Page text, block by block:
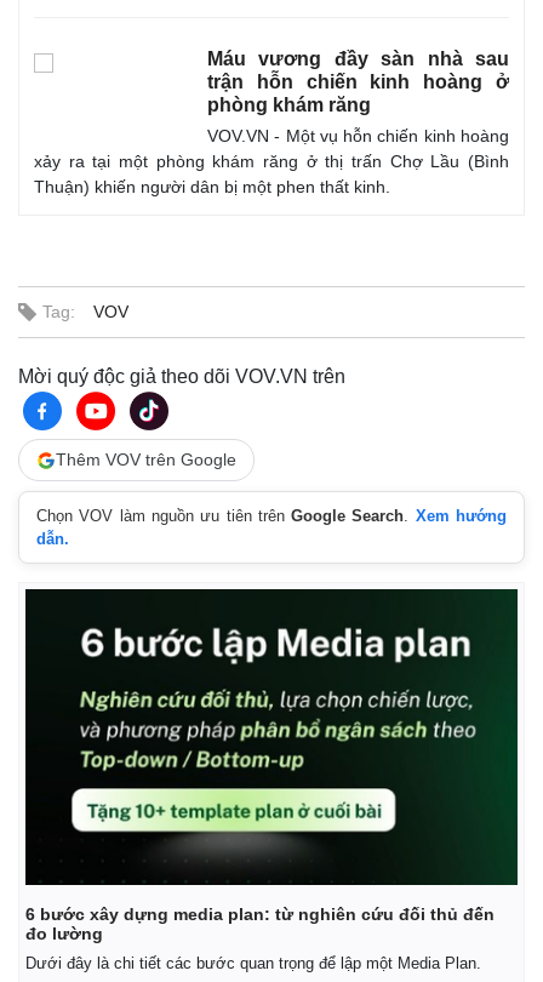
Thế giới
Quan sát
Cuộc sống đó đây
Hồ sơ
E-Magazine
Infographic
Máu vương đầy sàn nhà sau
trận hỗn chiến kinh hoàng ở
phòng khám răng
VOV.VN - Một vụ hỗn chiến kinh hoàng
xảy ra tại một phòng khám răng ở thị trấn Chợ Lầu (Bình
Thuận) khiến người dân bị một phen thất kinh.
Tag: VOV
Mời quý độc giả theo dõi VOV.VN trên
Thêm VOV trên Google
Chọn VOV làm nguồn ưu tiên trênGoogle Search. Xem hướng
dẫn.
6 bước xây dựng media plan: từ nghiên cứu đối thủ đến
đo lường
Dưới đây là chi tiết các bước quan trọng để lập một Media Plan.